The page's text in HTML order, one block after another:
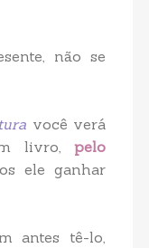
não se
você verá
livro,pelo
ele ganhar
antes tê-lo,